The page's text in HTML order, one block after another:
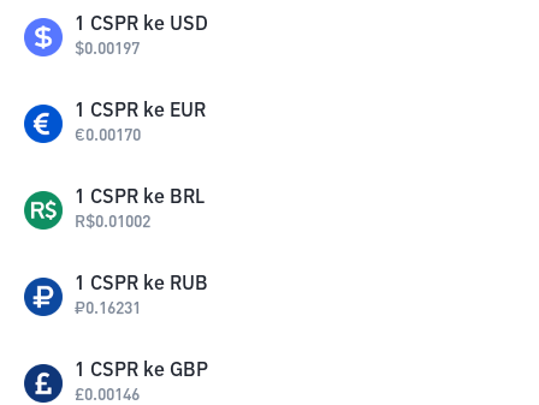
1 CSPR ke USD
$0.00197
1 CSPR ke EUR
€0.00170
1 CSPR ke BRL
R$0.01002
1 CSPR ke RUB
₽0.16231
1 CSPR ke GBP
£0.00146